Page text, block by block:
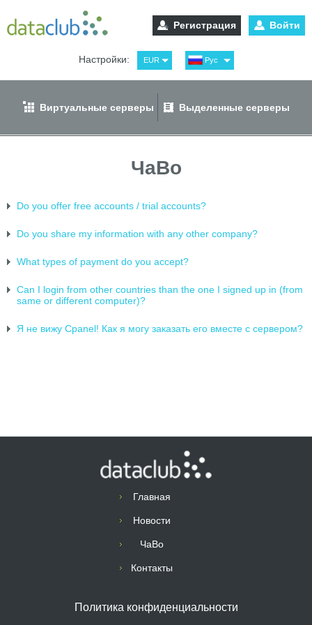
Регистрация Войти
Настройки: EUR
USD
Рус
Eng
Виртуальные серверы Выделенные серверы
ЧаВо
Do you offer free accounts / trial accounts?
Do you share my information with any other company?
What types of payment do you accept?
Can I login from other countries than the one I signed up in (from
same or different computer)?
Я не вижу Cpanel! Как я могу заказать его вместе с сервером?
Главная
Новости
ЧаВо
Контакты
Политика конфиденциальности